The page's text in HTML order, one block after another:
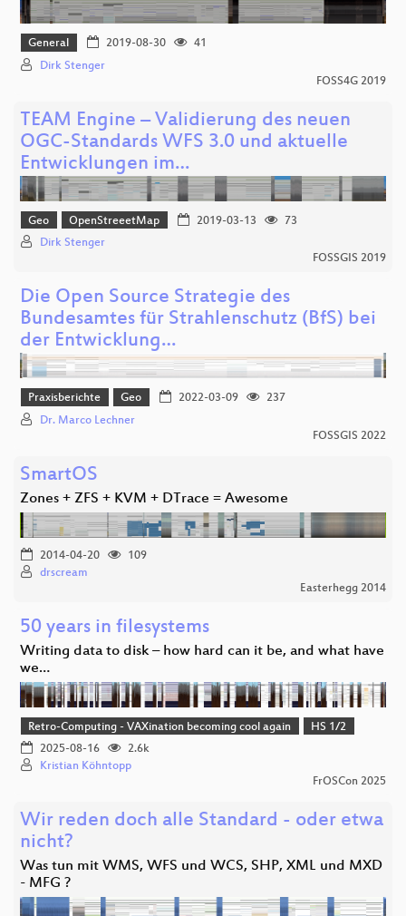
General 2019-08-30
41
Dirk Stenger
FOSS4G 2019
TEAM Engine – Validierung des neuen
OGC-Standards WFS 3.0 und aktuelle
Entwicklungen im…
Geo OpenStreeetMap 2019-03-13
73
Dirk Stenger
FOSSGIS 2019
Die Open Source Strategie des
Bundesamtes für Strahlenschutz (BfS) bei
der Entwicklung…
Praxisberichte Geo 2022-03-09
237
Dr. Marco Lechner
FOSSGIS 2022
SmartOS
Zones + ZFS + KVM + DTrace = Awesome
2014-04-20
109
drscream
Easterhegg 2014
50 years in filesystems
Writing data to disk – how hard can it be, and what have
we…
Retro-Computing - VAXination becoming cool again
HS 1/2
2025-08-16
2.6k
Kristian Köhntopp
FrOSCon 2025
Wir reden doch alle Standard - oder etwa
nicht?
Was tun mit WMS, WFS und WCS, SHP, XML und MXD
- MFG ?